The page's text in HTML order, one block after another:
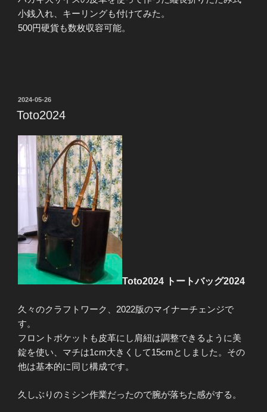
小銭入れ、キーリングも付けてみた。
500円硬貨も数枚収容可能。
投
稿
日:
2024-05-26
Toto2024
Toto2024 トートバッグ2024
久々のクラフトワーク、2022版のマイナーチェンジで
す。
フロントポケットも皮革にし肩紐は調整できるように美
錠を使い、マチは1cm大きくして15cmとしました。その
他は基本的に同じ構成です。
久しぶりのミシン作業だったので腕が落ちた感がする。